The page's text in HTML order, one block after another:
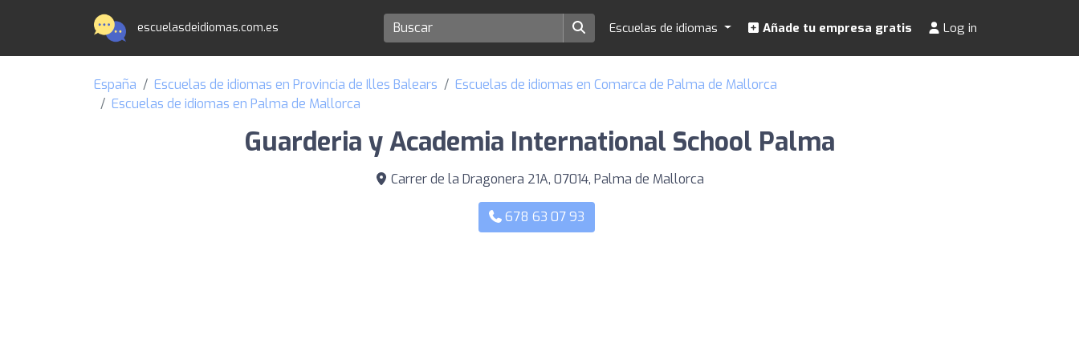
escuelasdeidiomas.com.es Escuelas de idiomas Añade tu empresa gratis Log in
España Escuelas de idiomas en Provincia de Illes Balears
Escuelas de idiomas en Comarca de Palma de Mallorca
Escuelas de idiomas en Palma de Mallorca
Guarderia y Academia International School Palma
Carrer de la Dragonera 21A, 07014, Palma de Mallorca
678 63 07 93